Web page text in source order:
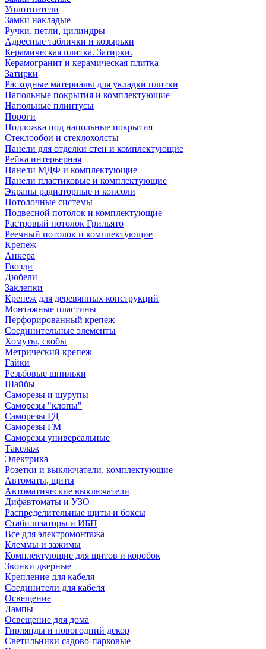
Уплотнители
Замки накладые
Ручки, петли, цилиндры
Адресные таблички и козырьки
Керамическая плитка. Затирки.
Керамогранит и керамическая плитка
Затирки
Расходные материалы для укладки плитки
Напольные покрытия и комплектующие
Напольные плинтусы
Пороги
Подложка под напольные покрытия
Стеклообои и стеклохолсты
Панели для отделки стен и комплектующие
Рейка интерьерная
Панели МДФ и комплектующие
Панели пластиковые и комплектующие
Экраны радиаторные и консоли
Потолочные системы
Подвесной потолок и комплектующие
Растровый потолок Грильято
Реечный потолок и комплектующие
Крепеж
Анкера
Гвозди
Дюбели
Заклепки
Крепеж для деревянных конструкций
Монтажные пластины
Перфорированный крепеж
Соединительные элементы
Хомуты, скобы
Метрический крепеж
Гайки
Резьбовые шпильки
Шайбы
Саморезы и шурупы
Саморезы "клопы"
Саморезы ГД
Саморезы ГМ
Саморезы универсальные
Такелаж
Электрика
Розетки и выключатели, комплектующие
Автоматы, щиты
Автоматические выключатели
Дифавтоматы и УЗО
Распределительные щиты и боксы
Стабилизаторы и ИБП
Все для электромонтажа
Клеммы и зажимы
Комплектующие для щитов и коробок
Звонки дверные
Крепление для кабеля
Соединители для кабеля
Освещение
Лампы
Освещение для дома
Гирлянды и новогодний декор
Светильники садово-парковые